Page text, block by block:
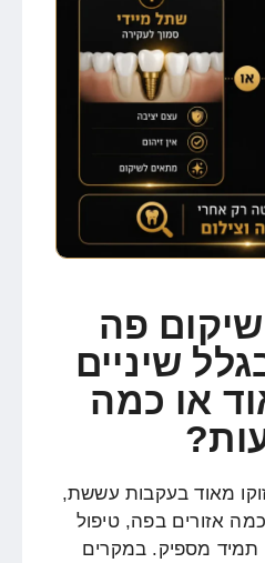
פה
שיניים
או כמה
מאוד בעקבות עששת,
אזורים בפה, טיפול
תמיד מספיק. במקרים